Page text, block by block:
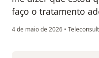
faço o tratamento
4 de maio de 2026 •